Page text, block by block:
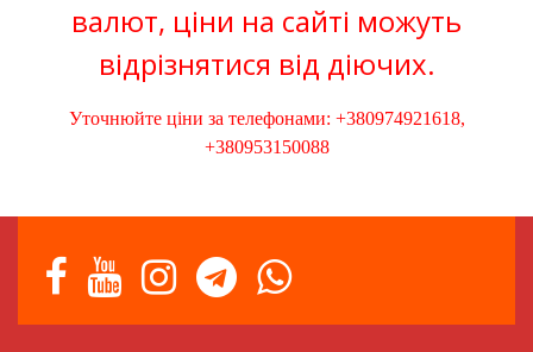
валют, ціни на сайті можуть
відрізнятися від діючих.
Уточнюйте ціни за телефонами: +380974921618,
+380953150088